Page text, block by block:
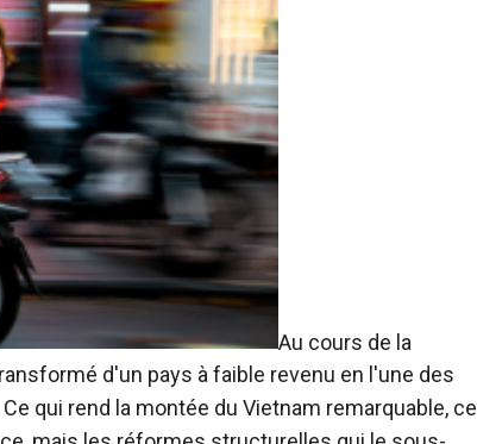
Au cours de la
d'un pays à faible revenu en l'une des
qui rend la montée du Vietnam remarquable, ce